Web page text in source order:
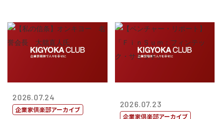
2026.07.24
企業家倶楽部アーカイブ
2026.07.23
企業家倶楽部アーカイブ